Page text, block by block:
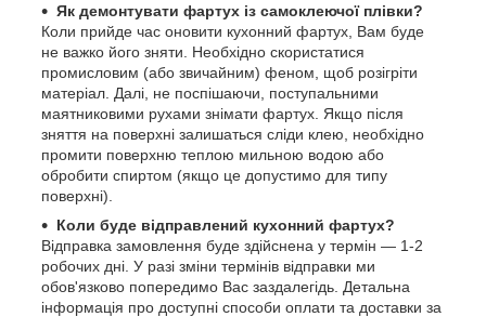
Як демонтувати фартух із самоклеючої плівки?
Коли прийде час оновити кухонний фартух, Вам буде
не важко його зняти. Необхідно скористатися
промисловим (або звичайним) феном, щоб розігріти
матеріал. Далі, не поспішаючи, поступальними
маятниковими рухами знімати фартух. Якщо після
зняття на поверхні залишаться сліди клею, необхідно
промити поверхню теплою мильною водою або
обробити спиртом (якщо це допустимо для типу
поверхні).
Коли буде відправлений кухонний фартух?
Відправка замовлення буде здійснена у термін — 1-2
робочих дні. У разі зміни термінів відправки ми
обов'язково попередимо Вас заздалегідь. Детальна
інформація про доступні способи оплати та доставки за